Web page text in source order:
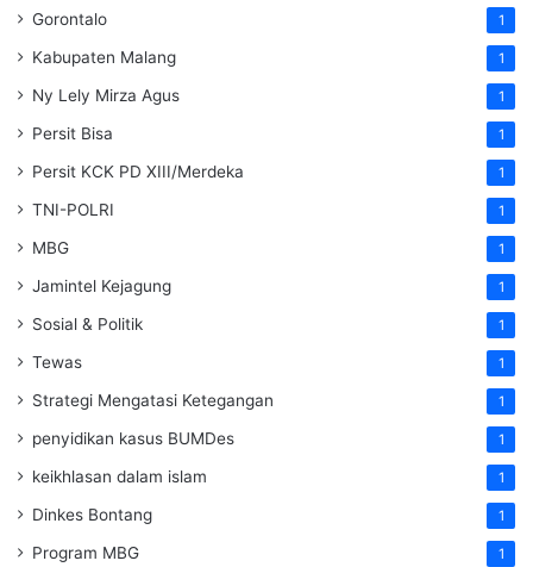
Gorontalo 1
Kabupaten Malang 1
Ny Lely Mirza Agus 1
Persit Bisa 1
Persit KCK PD XIII/Merdeka 1
TNI-POLRI 1
MBG 1
Jamintel Kejagung 1
Sosial & Politik 1
Tewas 1
Strategi Mengatasi Ketegangan 1
penyidikan kasus BUMDes 1
keikhlasan dalam islam 1
Dinkes Bontang 1
Program MBG 1